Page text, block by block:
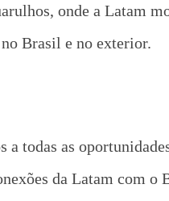
onde a Latam
Brasil e no exterior.
todas as
da Latam com o